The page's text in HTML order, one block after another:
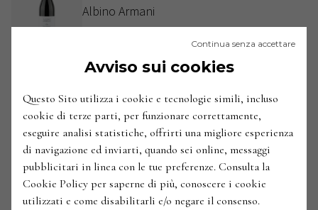
Albino Armani
Avviso sui cookies
Continua senza accettare
Questo Sito utilizza i cookie e tecnologie simili, incluso
cookie di terze parti, per funzionare correttamente,
eseguire analisi statistiche, offrirti una migliore esperienza
di navigazione ed inviarti, quando sei online, messaggi
pubblicitari in linea con le tue preferenze. Consulta la
Cookie Policy per saperne di più, conoscere i cookie
utilizzati e come disabilitarli e/o negare il consenso.